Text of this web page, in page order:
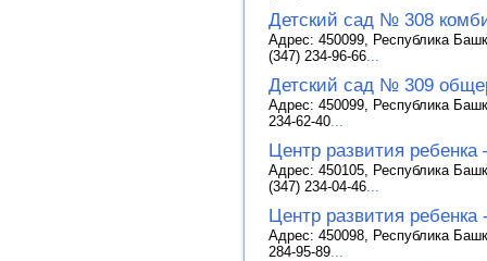
Детский сад № 308
Адрес: 450099, Республика
(347) 234-96-66
Детский сад № 309
Адрес: 450099, Республика
234-62-40
Центр развития
Адрес: 450105, Республика
(347) 234-04-46
Центр развития
Адрес: 450098, Республика
284-95-89